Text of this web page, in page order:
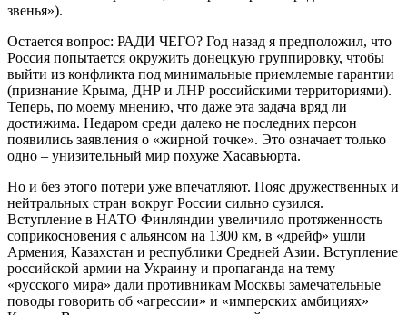
звенья»).
Остается вопрос: РАДИ ЧЕГО? Год назад я предположил, что
Россия попытается окружить донецкую группировку, чтобы
выйти из конфликта под минимальные приемлемые гарантии
(признание Крыма, ДНР и ЛНР российскими территориями).
Теперь, по моему мнению, что даже эта задача вряд ли
достижима. Недаром среди далеко не последних персон
появились заявления о «жирной точке». Это означает только
одно – унизительный мир похуже Хасавьюрта.
Но и без этого потери уже впечатляют. Пояс дружественных и
нейтральных стран вокруг России сильно сузился.
Вступление в НАТО Финляндии увеличило протяженность
соприкосновения с альянсом на 1300 км, в «дрейф» ушли
Армения, Казахстан и республики Средней Азии. Вступление
российской армии на Украину и пропаганда на тему
«русского мира» дали противникам Москвы замечательные
поводы говорить об «агрессии» и «имперских амбициях»